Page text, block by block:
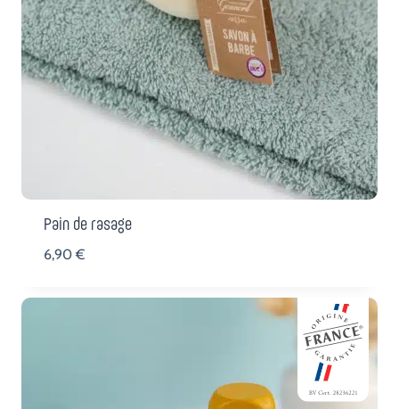
Pain de rasage
6,90€